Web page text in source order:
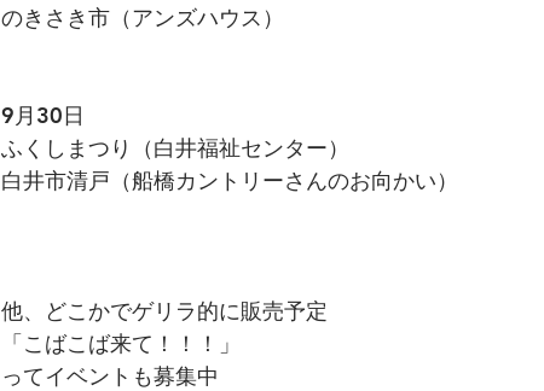
のきさき市（アンズハウス）
9月30日
ふくしまつり（白井福祉センター）
白井市清戸（船橋カントリーさんのお向かい）
他、どこかでゲリラ的に販売予定
「こばこば来て！！！」
ってイベントも募集中